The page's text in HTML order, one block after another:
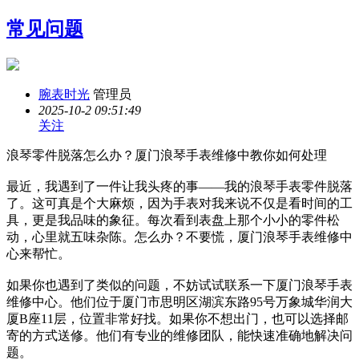
常见问题
腕表时光 管理员
2025-10-2 09:51:49
关注
浪琴零件脱落怎么办？厦门浪琴手表维修中教你如何处理
最近，我遇到了一件让我头疼的事——我的浪琴手表零件脱落
了。这可真是个大麻烦，因为手表对我来说不仅是看时间的工
具，更是我品味的象征。每次看到表盘上那个小小的零件松
动，心里就五味杂陈。怎么办？不要慌，厦门浪琴手表维修中
心来帮忙。
如果你也遇到了类似的问题，不妨试试联系一下厦门浪琴手表
维修中心。他们位于厦门市思明区湖滨东路95号万象城华润大
厦B座11层，位置非常好找。如果你不想出门，也可以选择邮
寄的方式送修。他们有专业的维修团队，能快速准确地解决问
题。